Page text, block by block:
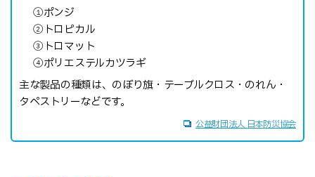
①ポンジ
②トロピカル
③トロマット
④ポリエステルカツラギ
主な製品の種類は、のぼり旗・テーブルクロス・のれん・
タペストリーなどです。
公益財団法人 日本防災協会